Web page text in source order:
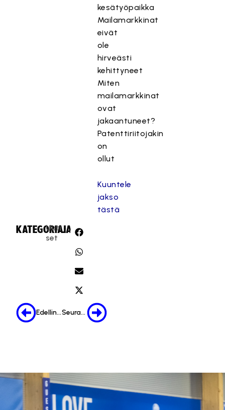
kesätyöpaikka
Mailamarkkinat
eivät
ole
hirveästi
kehittyneet
Miten
mailamarkkinat
ovat
jakaantuneet?
Patenttiriitojakin
on
ollut
Kuuntele
jakso
tästä
KATEGORIA:
Uuti
set
JAA:
Edellinen Seuraava